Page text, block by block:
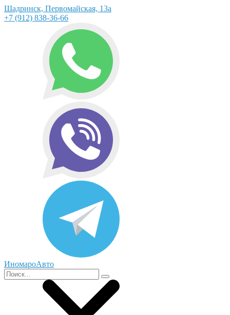
Шадринск, Первомайская, 13а
+7 (912) 838-36-66
ИномароАвто